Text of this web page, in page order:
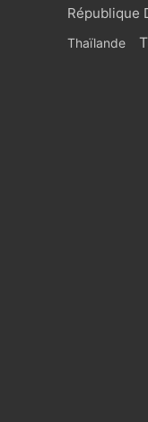
République
Thaïlande